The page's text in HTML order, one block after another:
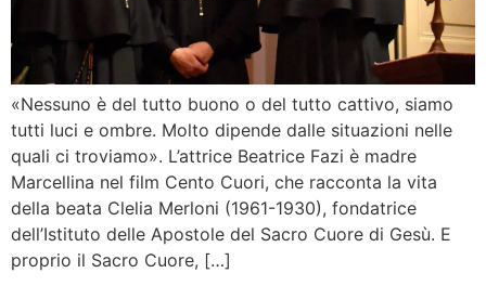
«Nessuno è del tutto buono o del tutto cattivo, siamo
tutti luci e ombre. Molto dipende dalle situazioni nelle
quali ci troviamo». L’attrice Beatrice Fazi è madre
Marcellina nel film Cento Cuori, che racconta la vita
della beata Clelia Merloni (1961-1930), fondatrice
dell’Istituto delle Apostole del Sacro Cuore di Gesù. E
proprio il Sacro Cuore, […]